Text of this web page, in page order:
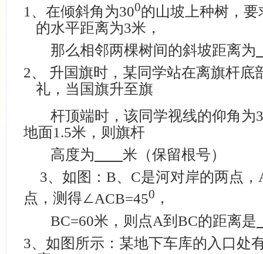
1、 在倾斜角为300的山坡上种树，
的水平距离为3米 ，
那么相邻两棵树间的斜坡距离为
2、
升国旗时，某同学站在离旗杆底
礼，当国旗升至旗
杆顶端时，该同学视线的仰角为
地面1.5米 ，则旗杆
高度为
米（保留根号）
3、如图： B、 C是河对岸的两点，
点，测得∠ACB=450 ，
BC=60米 ，则点A到 BC的距离是
3、 如图所示：某地下车库的入口处